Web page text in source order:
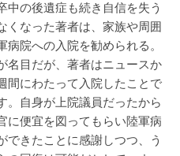
中の後遺症も続き自信を失う
くなった著者は、家族や周囲
院への入院を勧められる。
名目だが、著者はニュースか
間にわたって入院したことで
。自身が上院議員だったから
に便宜を図ってもらい陸軍病
できたことに感謝しつつ、う